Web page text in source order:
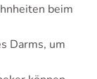
beim
Darms, um